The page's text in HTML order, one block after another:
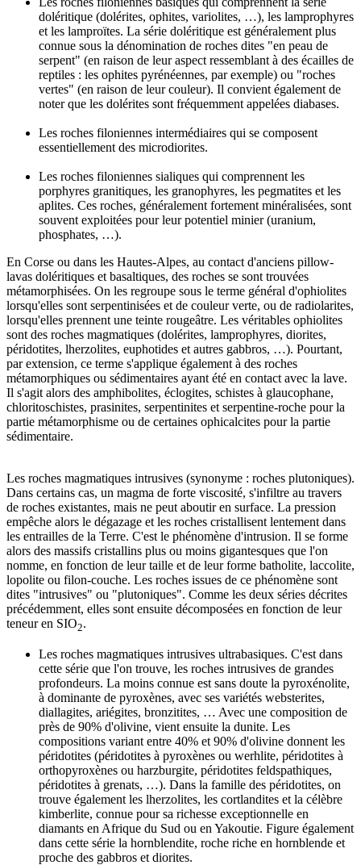
doléritique (dolérites, ophites, variolites, …), les lamprophyres
et les lamproïtes. La série doléritique est généralement plus
connue sous la dénomination de roches dites "en peau de
serpent" (en raison de leur aspect ressemblant à des écailles de
reptiles : les ophites pyrénéennes, par exemple) ou "roches
vertes" (en raison de leur couleur). Il convient également de
noter que les dolérites sont fréquemment appelées diabases.
Les roches filoniennes intermédiaires qui se composent
essentiellement des microdiorites.
Les roches filoniennes sialiques qui comprennent les
porphyres granitiques, les granophyres, les pegmatites et les
aplites. Ces roches, généralement fortement minéralisées, sont
souvent exploitées pour leur potentiel minier (uranium,
phosphates, …).
En Corse ou dans les Hautes-Alpes, au contact d'anciens pillow-
lavas doléritiques et basaltiques, des roches se sont trouvées
métamorphisées. On les regroupe sous le terme général d'ophiolites
lorsqu'elles sont serpentinisées et de couleur verte, ou de radiolarites,
lorsqu'elles prennent une teinte rougeâtre. Les véritables ophiolites
sont des roches magmatiques (dolérites, lamprophyres, diorites,
péridotites, lherzolites, euphotides et autres gabbros, …). Pourtant,
par extension, ce terme s'applique également à des roches
métamorphiques ou sédimentaires ayant été en contact avec la lave.
Il s'agit alors des amphibolites, éclogites, schistes à glaucophane,
chloritoschistes, prasinites, serpentinites et serpentine-roche pour la
partie métamorphisme ou de certaines ophicalcites pour la partie
sédimentaire.
Les roches magmatiques intrusives (synonyme : roches plutoniques).
Dans certains cas, un magma de forte viscosité, s'infiltre au travers
de roches existantes, mais ne peut aboutir en surface. La pression
empêche alors le dégazage et les roches cristallisent lentement dans
les entrailles de la Terre. C'est le phénomène d'intrusion. Il se forme
alors des massifs cristallins plus ou moins gigantesques que l'on
nomme, en fonction de leur taille et de leur forme batholite, laccolite,
lopolite ou filon-couche. Les roches issues de ce phénomène sont
dites "intrusives" ou "plutoniques". Comme les deux séries décrites
précédemment, elles sont ensuite décomposées en fonction de leur
teneur en SIO2.
Les roches magmatiques intrusives ultrabasiques. C'est dans
cette série que l'on trouve, les roches intrusives de grandes
profondeurs. La moins connue est sans doute la pyroxénolite,
à dominante de pyroxènes, avec ses variétés websterites,
diallagites, ariégites, bronzitites, … Avec une composition de
près de 90% d'olivine, vient ensuite la dunite. Les
compositions variant entre 40% et 90% d'olivine donnent les
péridotites (péridotites à pyroxènes ou werhlite, péridotites à
orthopyroxènes ou harzburgite, péridotites feldspathiques,
péridotites à grenats, …). Dans la famille des péridotites, on
trouve également les lherzolites, les cortlandites et la célèbre
kimberlite, connue pour sa richesse exceptionnelle en
diamants en Afrique du Sud ou en Yakoutie. Figure également
dans cette série la hornblendite, roche riche en hornblende et
proche des gabbros et diorites.